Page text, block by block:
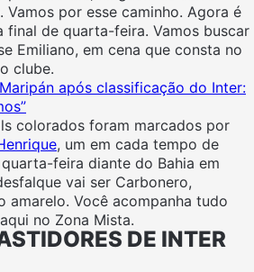
Vamos por esse caminho. Agora é
final de quarta-feira. Vamos buscar
Emiliano, em cena que consta no
clube.
após classificação do Inter:
colorados foram marcados por
, um em cada tempo de
feira diante do Bahia em
vai ser Carbonero,
amarelo. Você acompanha tudo
no Zona Mista.
DE INTER